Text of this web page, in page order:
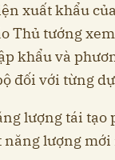
xuất khẩu
Thủ tướng
khẩu và
đối với từng
lượng tái tạo
năng lượng mới